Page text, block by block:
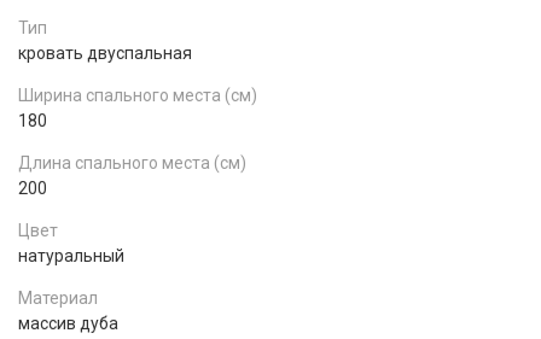
Тип
кровать двуспальная
Ширина спального места (см)
180
Длина спального места (см)
200
Цвет
натуральный
Материал
массив дуба